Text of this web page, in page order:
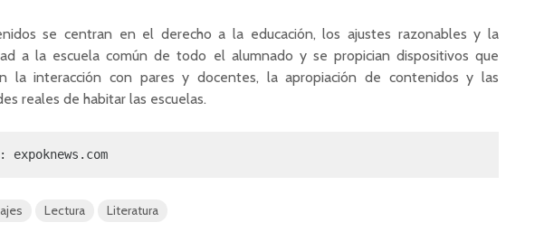
se centran en el derecho a la educación, los ajustes razonables y la
a la escuela común de todo el alumnado y se propician dispositivos que
la interacción con pares y docentes, la apropiación de contenidos y las
reales de habitar las escuelas.
expoknews.com
Lectura Literatura